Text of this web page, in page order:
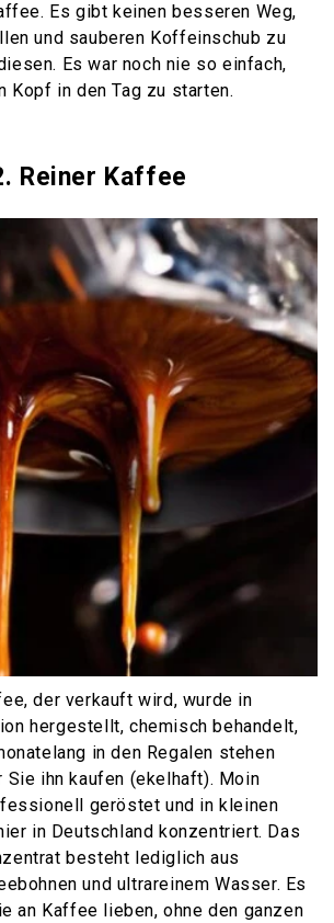
Es gibt keinen besseren Weg,
und sauberen Koffeinschub zu
Es war noch nie so einfach,
Kopf in den Tag zu starten.
Reiner Kaffee
der verkauft wird, wurde in
hergestellt, chemisch behandelt,
in den Regalen stehen
Sie ihn kaufen (ekelhaft). Moin
geröstet und in kleinen
in Deutschland konzentriert. Das
besteht lediglich aus
und ultrareinem Wasser. Es
an Kaffee lieben, ohne den ganzen